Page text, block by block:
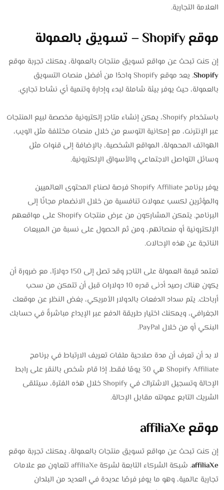
العلامة التجارية.
موقع Shopify – تسويق بالعمولة
إن كنت تبحث عن مواقع تسويق منتجات بالعمولة، يمكنك تجربة موقع
Shopify
. يعد موقع Shopify واحدًا من أفضل منصات التسويق
بالعمولة، حيث يوفر بيئة شاملة لبدء وإدارة وتنمية أي نشاط تجاري.
باستخدام Shopify، يمكن إنشاء متاجر إلكترونية مخصصة لبيع المنتجات
عبر الإنترنت، مع إمكانية التوسع من خلال منصات مختلفة مثل الويب،
الهواتف المحمولة، المواقع الشخصية، بالإضافة إلى قنوات مثل
وسائل التواصل الاجتماعي والأسواق الإلكترونية.
يوفر برنامج Shopify Affiliate فرصة لصناع المحتوى العالميين
والمؤثرين لكسب عمولات تنافسية من خلال الانضمام مجانًا إلى
البرنامج. يتمكن المشاركون من عرض منتجات Shopify على مواقعهم
الإلكترونية أو منصاتهم، ومن ثم الحصول على نسبة من المبيعات
الناتجة عن هذه الإحالات.
تعتمد قيمة العمولة على التاجر وقد تصل إلى 150 دولارًا، مع ضرورة أن
يكون هناك رصيد أدنى قدره 10 دولارات قبل أن تتمكن من سحب
أرباحك. يتم سداد الدفعات بالدولار الأمريكي، بغض النظر عن موقعك
الجغرافي، ويمكنك اختيار طريقة الدفع عبر الإيداع مباشرةً في حسابك
البنكي أو من خلال PayPal.
لا بد أن تعرف أن مدة صلاحية ملفات تعريف الارتباط في برنامج
Shopify Affiliate هي 30 يومًا فقط. إذا قام شخص بالنقر على رابط
الإحالة وتسجيل الاشتراك في Shopify خلال هذه الفترة، سيتلقى
الشريك التابع عمولته مقابل الإحالة.
موقع affiliaXe
إن كنت تبحث عن مواقع تسويق منتجات بالعمولة، يمكنك تجربة موقع
affiliaXe
. شبكة الشركاء التابعة لشركة affiliaXe تتعاون مع علامات
تجارية عالمية، وهو ما يوفر فرصًا عديدة في العديد من البلدان